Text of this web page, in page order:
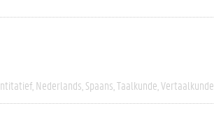
Nederlands Spaans Taalkunde Vertaalkunde